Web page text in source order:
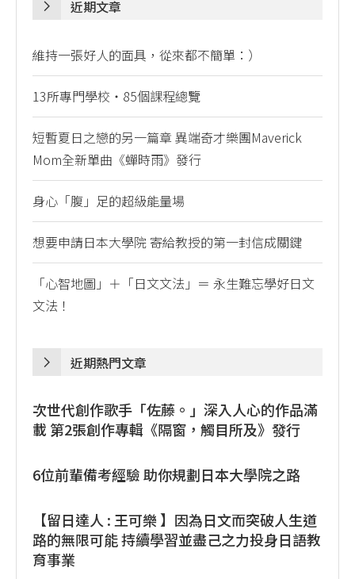
近期文章
維持一張好人的面具，從來都不簡單：）
13所專門學校・85個課程總覽
短暫夏日之戀的另一篇章 異端奇才樂團Maverick
Mom全新單曲《蟬時雨》發行
身心「腹」足的超級能量場
想要申請日本大學院 寄給教授的第一封信成關鍵
「心智地圖」＋「日文文法」＝ 永生難忘學好日文
文法！
近期熱門文章
次世代創作歌手「佐藤。」深入人心的作品滿
載 第2張創作專輯《隔窗，觸目所及》發行
6位前輩備考經驗 助你規劃日本大學院之路
【留日達人 : 王可樂 】因為日文而突破人生道
路的無限可能 持續學習並盡己之力投身日語教
育事業